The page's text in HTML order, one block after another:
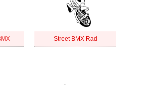
Street BMX Rad